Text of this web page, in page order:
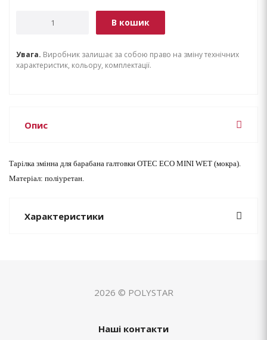
В кошик
Увага. Виробник залишає за собою право на зміну технічних
характеристик, кольору, комплектації.
Опис
Тарілка змінна для барабана галтовки OTEC ЕСО MINI WET (мокра).
Матеріал: поліуретан.
Характеристики
2026 © POLYSTAR
Наші контакти